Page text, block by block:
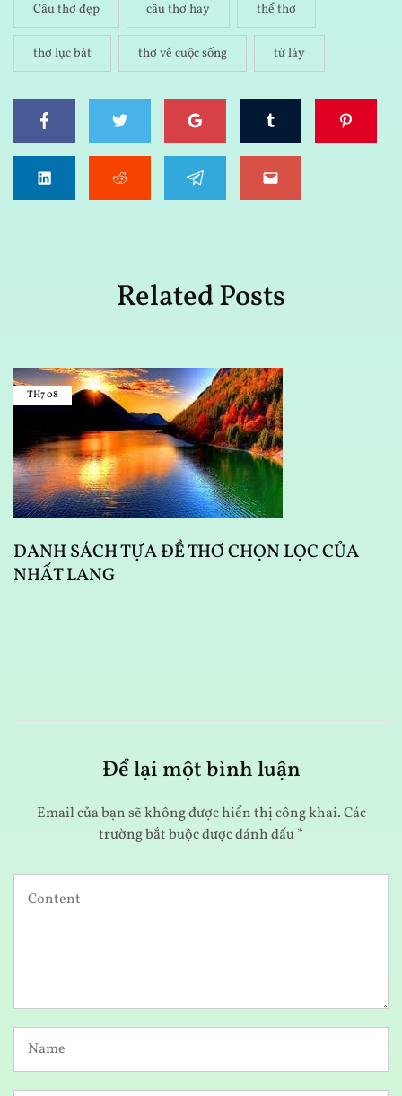
Câu thơ đẹp câu thơ hay thể thơ
thơ lục bát thơ về cuộc sống từ láy
Related Posts
TH708
DANH SÁCH TỰA ĐỀ THƠ CHỌN LỌC CỦA
NHẤT LANG
Để lại một bình luận
Email của bạn sẽ không được hiển thị công khai.Các
trường bắt buộc được đánh dấu*